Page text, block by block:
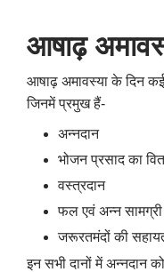
आषाढ़
आषाढ़ अमावस्या के दिन
जिनमें प्रमुख हैं-
अन्नदान
भोजन प्रसाद का
वस्त्रदान
फल एवं अन्न सामग्री
जरूरतमंदों की
इन सभी दानों में अन्नदान